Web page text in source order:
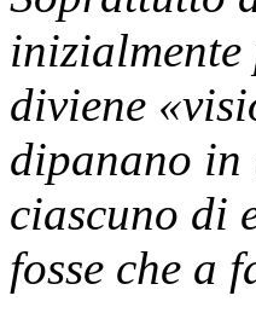
inizialmente
diviene
dipanano in
ciascuno di
fosse che a